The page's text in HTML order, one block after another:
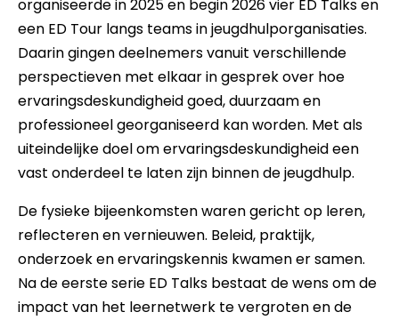
organiseerde in 2025 en begin 2026 vier ED Talks en
een ED Tour langs teams in jeugdhulporganisaties.
Daarin gingen deelnemers vanuit verschillende
perspectieven met elkaar in gesprek over hoe
ervaringsdeskundigheid goed, duurzaam en
professioneel georganiseerd kan worden. Met als
uiteindelijke doel om ervaringsdeskundigheid een
vast onderdeel te laten zijn binnen de jeugdhulp.
De fysieke bijeenkomsten waren gericht op leren,
reflecteren en vernieuwen. Beleid, praktijk,
onderzoek en ervaringskennis kwamen er samen.
Na de eerste serie ED Talks bestaat de wens om de
impact van het leernetwerk te vergroten en de